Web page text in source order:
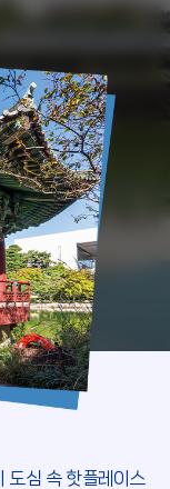
도심 속 핫플레이스